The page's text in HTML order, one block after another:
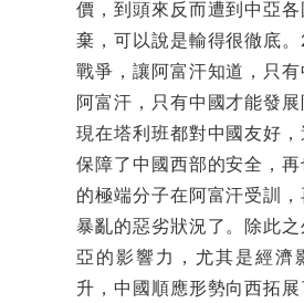
價，到頭來反而遭到中亞
棄，可以說是輸得很徹底
戰爭，讓阿富汗知道，只
阿富汗，只有中國才能發
現在塔利班都對中國友好
保障了中國西部的安全，
的極端分子在阿富汗受訓
暴亂的惡劣狀況了。除此
亞的影響力，尤其是經濟
升，中國順應形勢向西拓展